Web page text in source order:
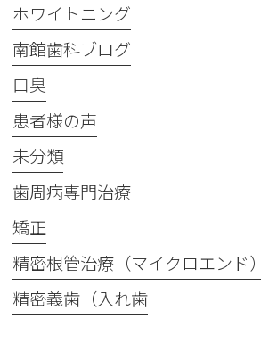
ホワイトニング
南館歯科ブログ
口臭
患者様の声
未分類
歯周病専門治療
矯正
精密根管治療（マイクロエンド）
精密義歯（入れ歯